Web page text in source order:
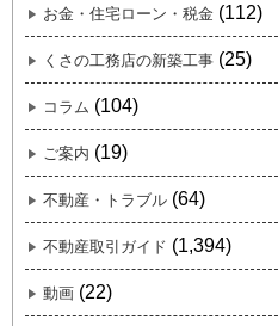
お金・住宅ローン・税金 (112)
くさの工務店の新築工事 (25)
コラム (104)
ご案内 (19)
不動産・トラブル (64)
不動産取引ガイド (1,394)
動画 (22)